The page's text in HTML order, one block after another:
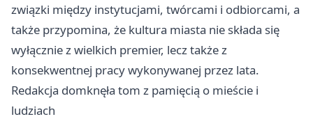
związki między instytucjami, twórcami i odbiorcami, a
także przypomina, że kultura miasta nie składa się
wyłącznie z wielkich premier, lecz także z
konsekwentnej pracy wykonywanej przez lata.
Redakcja domknęła tom z pamięcią o mieście i
ludziach